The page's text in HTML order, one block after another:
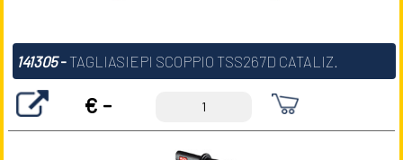
141305- TAGLIASIEPI SCOPPIO TSS267D CATALIZ.
€ -